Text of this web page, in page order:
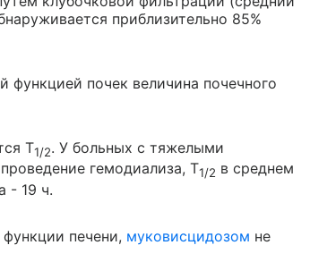
приблизительно 85%
почек величина почечного
T1/2. У больных с тяжелыми
гемодиализа, T1/2 в среднем
- 19 ч.
печени, муковисцидозом не